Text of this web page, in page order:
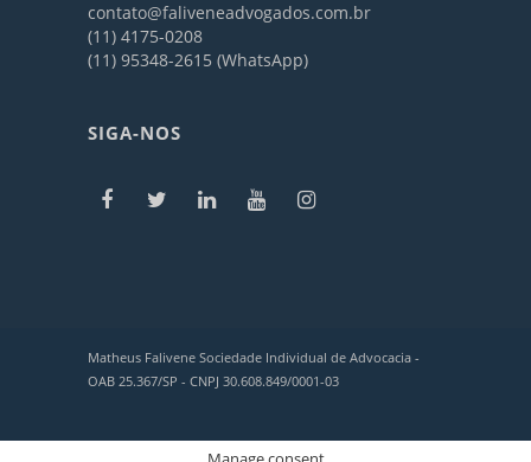
contato@faliveneadvogados.com.br
(11) 4175-0208
(11) 95348-2615 (WhatsApp)
SIGA-NOS
Matheus Falivene Sociedade Individual de Advocacia -
OAB 25.367/SP - CNPJ 30.608.849/0001-03